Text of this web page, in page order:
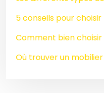
5 conseils pour
Comment bien
Où trouver un